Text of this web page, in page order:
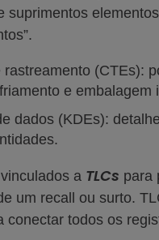
suprimentos
(CTEs):
e embalagem
dados (KDEs):
a TLCs para
um recall ou surto.
conectar todos os